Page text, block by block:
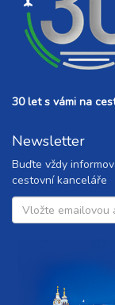
30 let s vámi na
Newsletter
Buďte vždy
cestovní kanceláře